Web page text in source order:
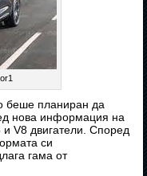
беше планиран да
нова информация на
и V8 двигатели. Според
си
гама от